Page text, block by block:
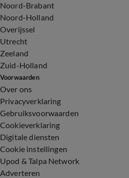
Noord-Brabant
Noord-Holland
Overijssel
Utrecht
Zeeland
Zuid-Holland
Voorwaarden
Over ons
Privacyverklaring
Gebruiksvoorwaarden
Cookieverklaring
Digitale diensten
Cookie instellingen
Upod & Talpa Network
Adverteren